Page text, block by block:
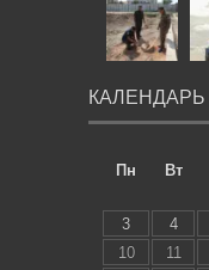
КАЛЕНДАРЬ
Пн
Вт
3
4
10
11